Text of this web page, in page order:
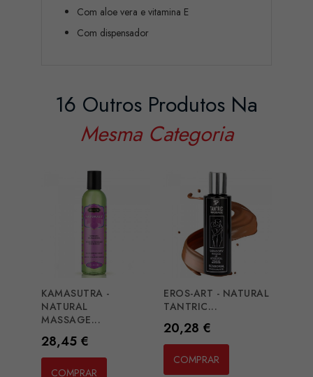
Com aloe vera e vitamina E
Com dispensador
16 Outros Produtos Na
Mesma Categoria
KAMASUTRA -
NATURAL
MASSAGE...
Preço
28,45 €
COMPRAR
EROS-ART - NATURAL
TANTRIC...
Preço
20,28 €
COMPRAR